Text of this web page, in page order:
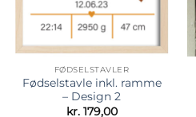
FØDSELSTAVLER
Fødselstavle inkl. ramme
– Design 2
kr.179,00